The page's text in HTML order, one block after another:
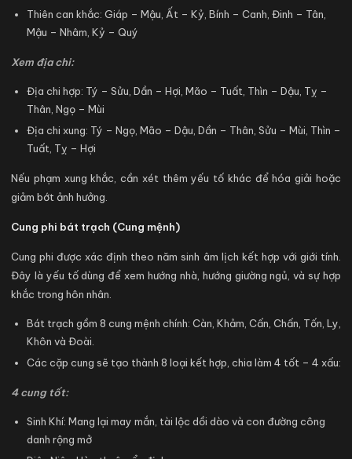
Thiên can khắc: Giáp – Mậu, Ất – Kỷ, Bính – Canh, Đinh – Tân,
Mậu – Nhâm, Kỷ – Quý
Xem địa chi:
Địa chi hợp: Tý – Sửu, Dần – Hợi, Mão – Tuất, Thìn – Dậu, Tỵ –
Thân, Ngọ – Mùi
Địa chi xung: Tý – Ngọ, Mão – Dậu, Dần – Thân, Sửu – Mùi, Thìn –
Tuất, Tỵ – Hợi
Nếu phạm xung khắc, cần xét thêm yếu tố khác để hóa giải hoặc
giảm bớt ảnh hưởng.
Cung phi bát trạch (Cung mệnh)
Cung phi được xác định theo năm sinh âm lịch kết hợp với giới tính.
Đây là yếu tố dùng để xem hướng nhà, hướng giường ngủ, và sự hợp
khắc trong hôn nhân.
Bát trạch gồm 8 cung mệnh chính: Càn, Khảm, Cấn, Chấn, Tốn, Ly,
Khôn và Đoài.
Các cặp cung sẽ tạo thành 8 loại kết hợp, chia làm 4 tốt – 4 xấu:
4 cung tốt:
Sinh Khí: Mang lại may mắn, tài lộc dồi dào và con đường công
danh rộng mở